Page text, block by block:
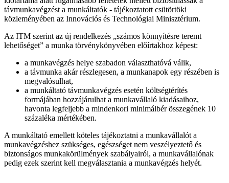
távmunkavégzést a munkáltatók - tájékoztatott csütörtöki
közleményében az Innovációs és Technológiai Minisztérium.
Az ITM szerint az új rendelkezés „számos könnyítésre teremt
lehetőséget” a munka törvénykönyvében előírtakhoz képest:
a munkavégzés helye szabadon választhatóvá válik,
a távmunka akár részlegesen, a munkanapok egy részében is
megvalósulhat,
a munkáltató távmunkavégzés esetén költségtérítés
formájában hozzájárulhat a munkavállaló kiadásaihoz,
havonta legfeljebb a mindenkori minimálbér összegének 10
százaléka mértékében.
A munkáltató emellett köteles tájékoztatni a munkavállalót a
munkavégzéshez szükséges, egészséget nem veszélyeztető és
biztonságos munkakörülmények szabályairól, a munkavállalónak
pedig ezek szerint kell megválasztania a munkavégzés helyét.